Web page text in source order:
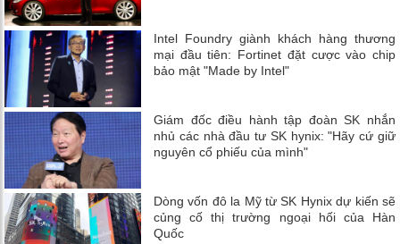
Intel Foundry giành khách hàng thương
mại đầu tiên: Fortinet đặt cược vào chip
bảo mật "Made by Intel"
Giám đốc điều hành tập đoàn SK nhắn
nhủ các nhà đầu tư SK hynix: "Hãy cứ giữ
nguyên cổ phiếu của mình"
Dòng vốn đô la Mỹ từ SK Hynix dự kiến ​​sẽ
củng cố thị trường ngoại hối của Hàn
Quốc